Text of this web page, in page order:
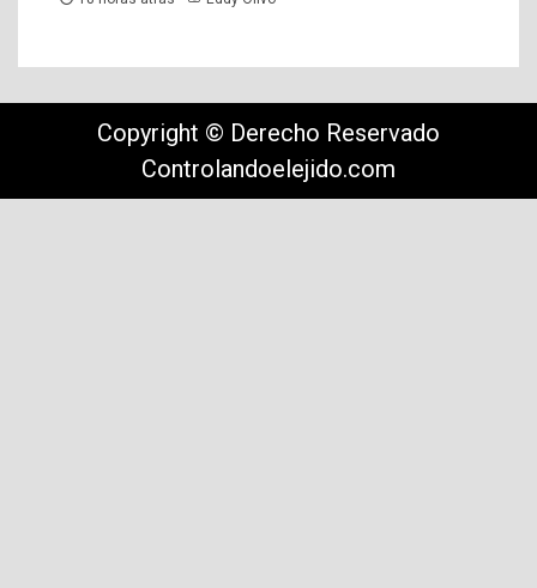
Copyright © Derecho Reservado
Controlandoelejido.com